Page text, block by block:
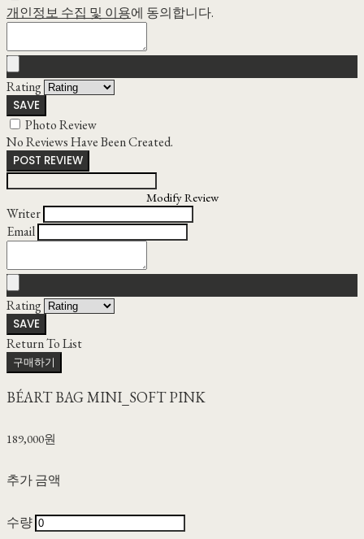
개인정보 수집 및 이용에 동의합니다.
Rating
SAVE
Photo Review
No Reviews Have Been Created.
POST REVIEW
Modify Review
Writer
Email
Rating
SAVE
Return To List
구매하기
BÉART BAG MINI_SOFT PINK
189,000원
추가 금액
수량